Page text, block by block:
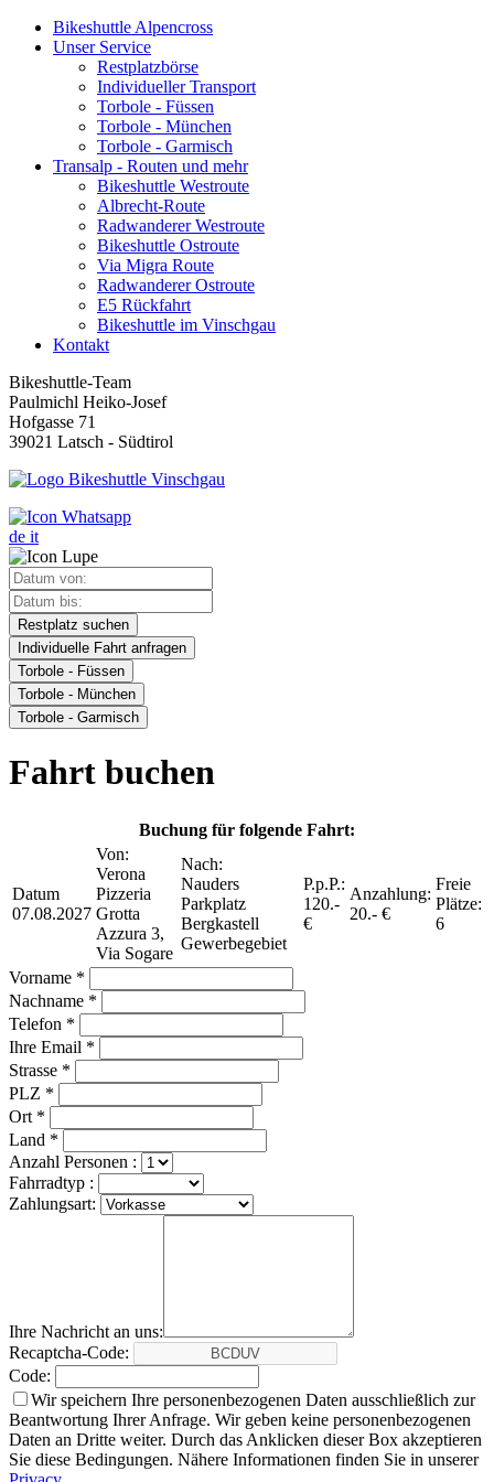
Bikeshuttle Alpencross
Unser Service
Restplatzbörse
Individueller Transport
Torbole - Füssen
Torbole - München
Torbole - Garmisch
Transalp - Routen und mehr
Bikeshuttle Westroute
Albrecht-Route
Radwanderer Westroute
Bikeshuttle Ostroute
Via Migra Route
Radwanderer Ostroute
E5 Rückfahrt
Bikeshuttle im Vinschgau
Kontakt
Bikeshuttle-Team
Paulmichl Heiko-Josef
Hofgasse 71
39021 Latsch - Südtirol
de it
Restplatz suchen
Individuelle Fahrt anfragen
Torbole - Füssen
Torbole - München
Torbole - Garmisch
Fahrt buchen
Buchung für folgende Fahrt:
Datum
07.08.2027
Von:
Verona
Pizzeria
Grotta
Azzura 3,
Via Sogare
Nach:
Nauders
Parkplatz
Bergkastell
Gewerbegebiet
P.p.P.:
120.-
€
Anzahlung:
20.- €
Freie
Plätze:
6
Vorname *
Nachname *
Telefon *
Ihre Email *
Strasse *
PLZ *
Ort *
Land *
Anzahl Personen :
Fahrradtyp :
Zahlungsart:
Ihre Nachricht an uns:
Recaptcha-Code:
Code:
Wir speichern Ihre personenbezogenen Daten ausschließlich zur
Beantwortung Ihrer Anfrage. Wir geben keine personenbezogenen
Daten an Dritte weiter. Durch das Anklicken dieser Box akzeptieren
Sie diese Bedingungen. Nähere Informationen finden Sie in unserer